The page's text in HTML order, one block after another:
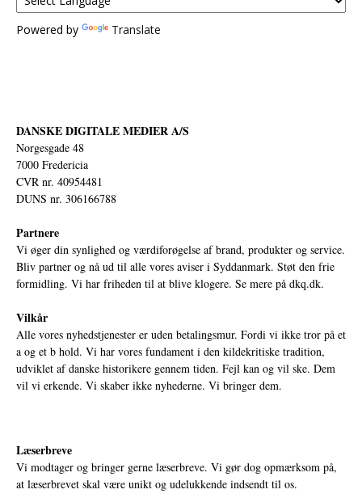
Powered by Translate
DANSKE DIGITALE MEDIER A/S
Norgesgade 48
7000 Fredericia
CVR nr. 40954481
DUNS nr. 306166788
Partnere
Vi øger din synlighed og værdiforøgelse af brand, produkter og service.
Bliv partner og nå ud til alle vores aviser i Syddanmark. Støt den frie
formidling. Vi har friheden til at blive klogere. Se mere på dkq.dk.
Vilkår
Alle vores nyhedstjenester er uden betalingsmur. Fordi vi ikke tror på et
a og et b hold. Vi har vores fundament i den kildekritiske tradition,
udviklet af danske historikere gennem tiden. Fejl kan og vil ske. Dem
vil vi erkende. Vi skaber ikke nyhederne. Vi bringer dem.
Læserbreve
Vi modtager og bringer gerne læserbreve. Vi gør dog opmærksom på,
at læserbrevet skal være unikt og udelukkende indsendt til os.